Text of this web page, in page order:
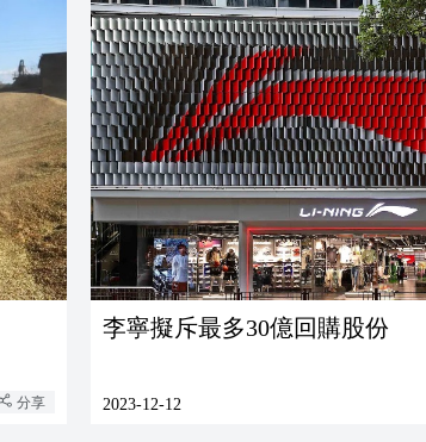
分享
李寧擬斥最多30億回購股份
2023-12-12